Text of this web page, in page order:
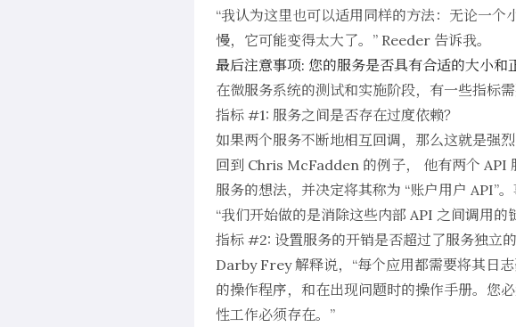
“我认为这里也可以适用同样的方法：无论一
慢，它可能变得太大了。” Reeder 告诉我。
最后注意事项: 您的服务是否具有合适的大小和
在微服务系统的测试和实施阶段，有一些指标需
指标 #1: 服务之间是否存在过度依赖？
如果两个服务不断地相互回调，那么这就是强
回到 Chris McFadden 的例子， 他有两个 API
服务的想法，并决定将其称为 “账户用户 API”
“我们开始做的是消除这些内部 API 之间调用
指标 #2: 设置服务的开销是否超过了服务独立的
Darby Frey 解释说，“每个应用都需要将其日
的操作程序，和在出现问题时的操作手册。您
性工作必须存在。”